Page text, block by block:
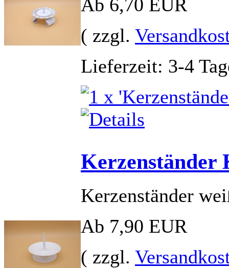
Ab 6,70 EUR
( zzgl.
Lieferzeit: 3-4
Kerzenständer
Kerzenständer
Ab 7,90 EUR
( zzgl.